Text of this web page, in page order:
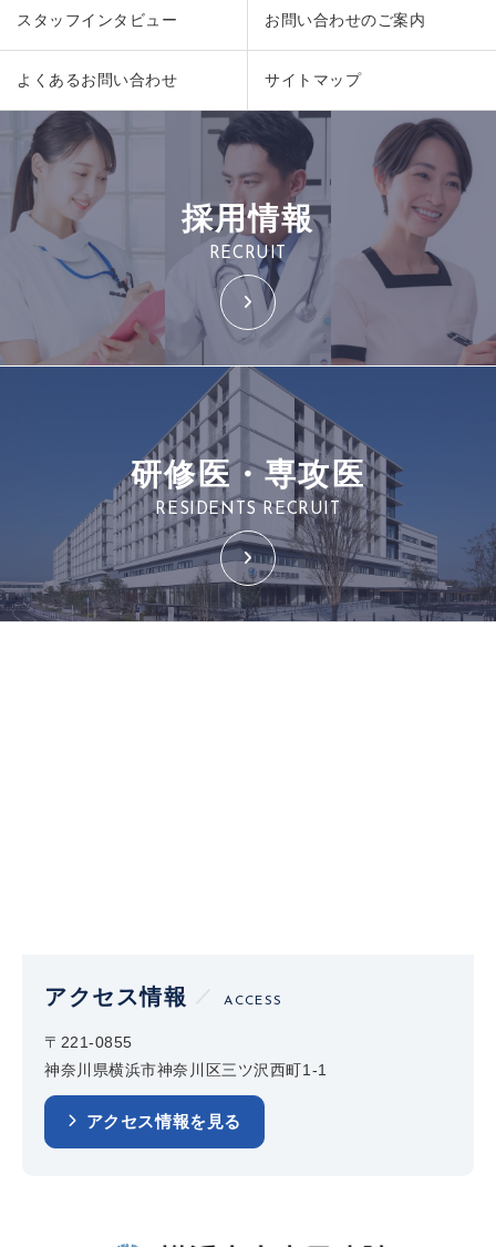
スタッフインタビュー お問い合わせのご案内
よくあるお問い合わせ サイトマップ
採用情報
RECRUIT
研修医・専攻医
RESIDENTS RECRUIT
アクセス情報 ACCESS
〒221-0855
神奈川県横浜市神奈川区三ツ沢西町1-1
アクセス情報を見る